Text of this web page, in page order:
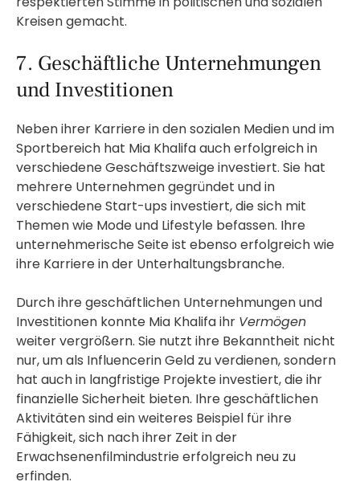
Kreisen gemacht.
7. Geschäftliche Unternehmungen
und Investitionen
Neben ihrer Karriere in den sozialen Medien und im
Sportbereich hat Mia Khalifa auch erfolgreich in
verschiedene Geschäftszweige investiert. Sie hat
mehrere Unternehmen gegründet und in
verschiedene Start-ups investiert, die sich mit
Themen wie Mode und Lifestyle befassen. Ihre
unternehmerische Seite ist ebenso erfolgreich wie
ihre Karriere in der Unterhaltungsbranche.
Durch ihre geschäftlichen Unternehmungen und
Investitionen konnte Mia Khalifa ihr Vermögen
weiter vergrößern. Sie nutzt ihre Bekanntheit nicht
nur, um als Influencerin Geld zu verdienen, sondern
hat auch in langfristige Projekte investiert, die ihr
finanzielle Sicherheit bieten. Ihre geschäftlichen
Aktivitäten sind ein weiteres Beispiel für ihre
Fähigkeit, sich nach ihrer Zeit in der
Erwachsenenfilmindustrie erfolgreich neu zu
erfinden.